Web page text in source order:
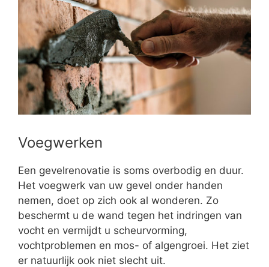
Voegwerken
Een gevelrenovatie is soms overbodig en duur.
Het voegwerk van uw gevel onder handen
nemen, doet op zich ook al wonderen. Zo
beschermt u de wand tegen het indringen van
vocht en vermijdt u scheurvorming,
vochtproblemen en mos- of algengroei. Het ziet
er natuurlijk ook niet slecht uit.